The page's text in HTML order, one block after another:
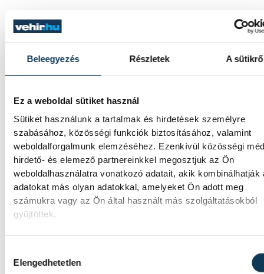
Beleegyezés Részletek A
Ez a weboldal sütiket használ
Sütiket használunk a tartalmak és hirdetések személyre
szabásához, közösségi funkciók biztosításához, valamint
weboldalforgalmunk elemzéséhez. Ezenkívül közösségi
hirdető- és elemező partnereinkkel megosztjuk az Ön
weboldalhasználatra vonatkozó adatait, akik kombinálhatják
adatokat más olyan adatokkal, amelyeket Ön adott meg
számukra vagy az Ön által használt más szolgáltatásokból
gyűjtöttek.
Elengedhetetlen
Az Országgyűlés kedd délután tartja
ülését, amelyen esküt tehetnek a
SZERZŐ
vehir.hu